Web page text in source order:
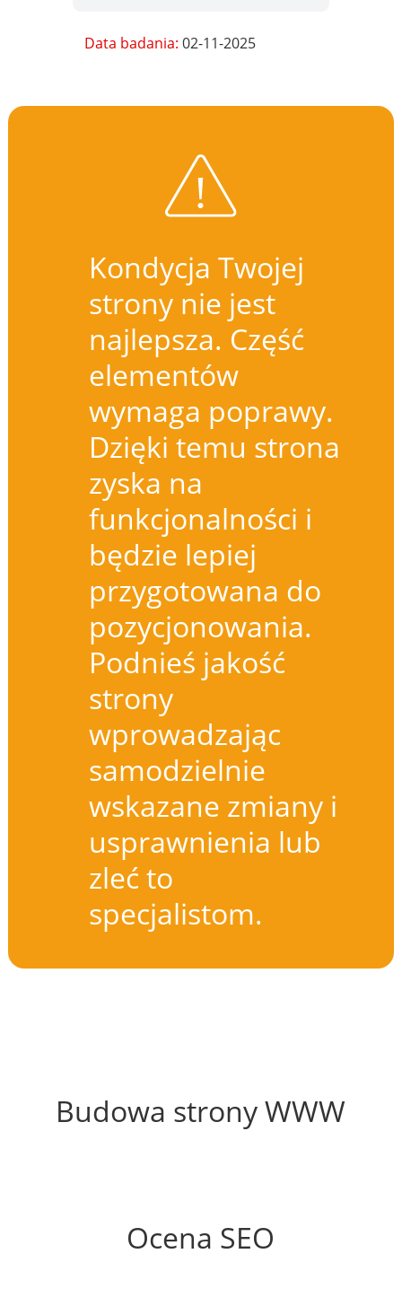
Data badania:02-11-2025
Kondycja Twojej
strony nie jest
najlepsza. Część
elementów
wymaga poprawy.
Dzięki temu strona
zyska na
funkcjonalności i
będzie lepiej
przygotowana do
pozycjonowania.
Podnieś jakość
strony
wprowadzając
samodzielnie
wskazane zmiany i
usprawnienia lub
zleć to
specjalistom.
Budowa strony WWW
Ocena SEO